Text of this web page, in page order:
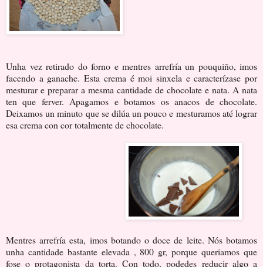
Unha vez retirado do forno e mentres arrefría un pouquiño, imos
facendo a ganache. Esta crema é moi sinxela e caracterízase por
mesturar e preparar a mesma cantidade de chocolate e nata. A nata
ten que ferver. Apagamos e botamos os anacos de chocolate.
Deixamos un minuto que se dilúa un pouco e mesturamos até lograr
esa crema con cor totalmente de chocolate.
Mentres arrefría esta, imos botando o doce de leite. Nós botamos
unha cantidade bastante elevada , 800 gr, porque queriamos que
fose o protagonista da torta. Con todo, podedes reducir algo a